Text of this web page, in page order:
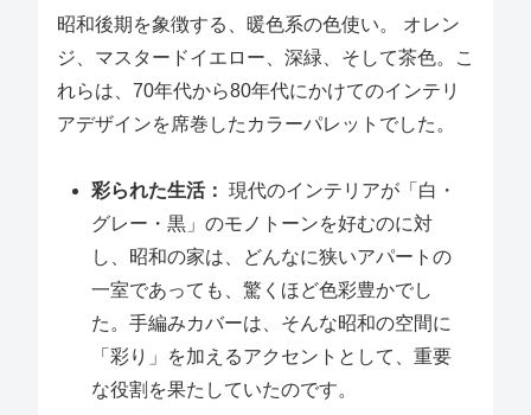
昭和後期を象徴する、暖色系の色使い。 オレン
ジ、マスタードイエロー、深緑、そして茶色。こ
れらは、70年代から80年代にかけてのインテリ
アデザインを席巻したカラーパレットでした。
彩られた生活： 現代のインテリアが「白・
グレー・黒」のモノトーンを好むのに対
し、昭和の家は、どんなに狭いアパートの
一室であっても、驚くほど色彩豊かでし
た。手編みカバーは、そんな昭和の空間に
「彩り」を加えるアクセントとして、重要
な役割を果たしていたのです。